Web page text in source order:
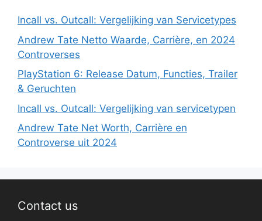
Incall vs. Outcall: Vergelijking van Servicetypes
Andrew Tate Netto Waarde, Carrière, en 2024
Controverses
PlayStation 6: Release Datum, Functies, Trailer
& Geruchten
Incall vs. Outcall: Vergelijking van servicetypen
Andrew Tate Net Worth, Carrière en
Controverse uit 2024
Contact us